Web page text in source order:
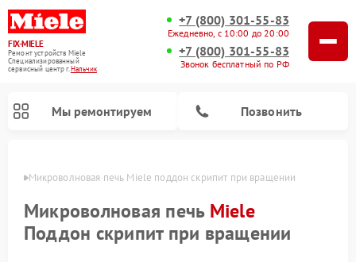
FIX-MIELE
Ремонт устройств Miele
Специализированный
cервисный центр г.Нальчик
+7 (800) 301-55-83
Ежедневно, с 10:00 до 20:00
+7 (800) 301-55-83
Звонок бесплатный по РФ
Мы ремонтируем Позвонить
Микроволновая печь Miele поддон скрипит при вращении
Микроволновая печь Miele
Поддон скрипит при вращении